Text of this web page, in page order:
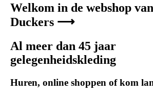
Welkom in de webshop
Duckers ⟶
Al meer dan 45 jaar
gelegenheidskleding
Huren, online shoppen of kom